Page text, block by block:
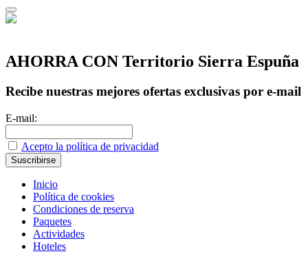
AHORRA CON Territorio Sierra Espuña
Recibe nuestras mejores ofertas exclusivas por e-mail
E-mail:
Acepto la política de privacidad
Inicio
Política de cookies
Condiciones de reserva
Paquetes
Actividades
Hoteles